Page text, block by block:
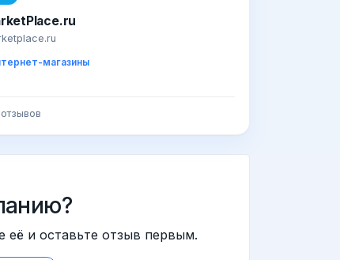
магазины
её и оставьте отзыв первым.